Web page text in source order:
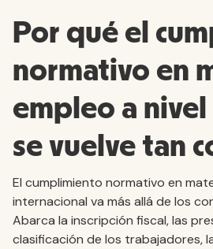
Por qué el
normativo en
empleo a nivel
se vuelve tan
El cumplimiento normativo en
internacional va más allá de los
Abarca la inscripción fiscal, las
clasificación de los trabajadores,